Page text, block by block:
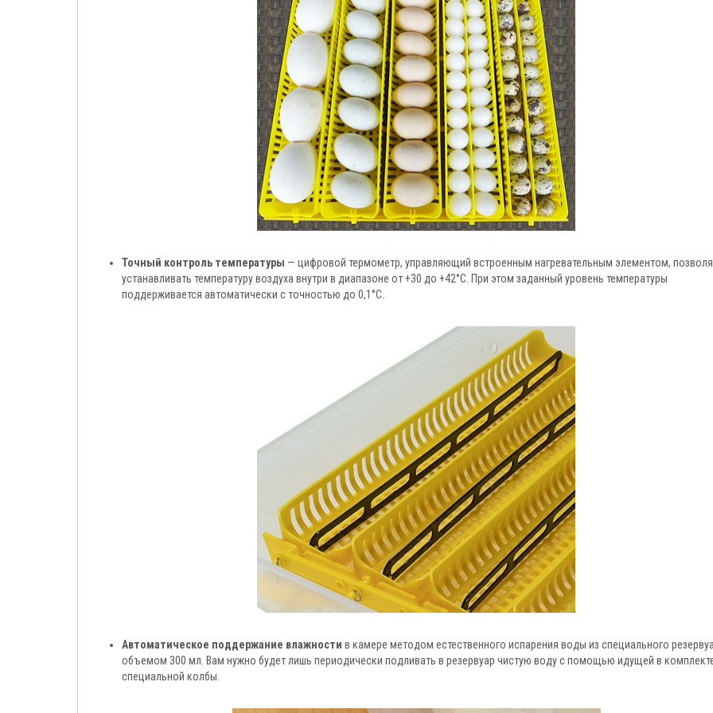
Точный контроль температуры — цифровой термометр, управляющий встроенным нагревательным элементом,
устанавливать температуру воздуха внутри в диапазоне от +30 до +42°C. При этом заданный уровень температуры
поддерживается автоматически с точностью до 0,1°C.
Автоматическое поддержание влажности в камере методом естественного испарения воды из специального
объемом 300 мл. Вам нужно будет лишь периодически подливать в резервуар чистую воду с помощью идущей в
специальной колбы.